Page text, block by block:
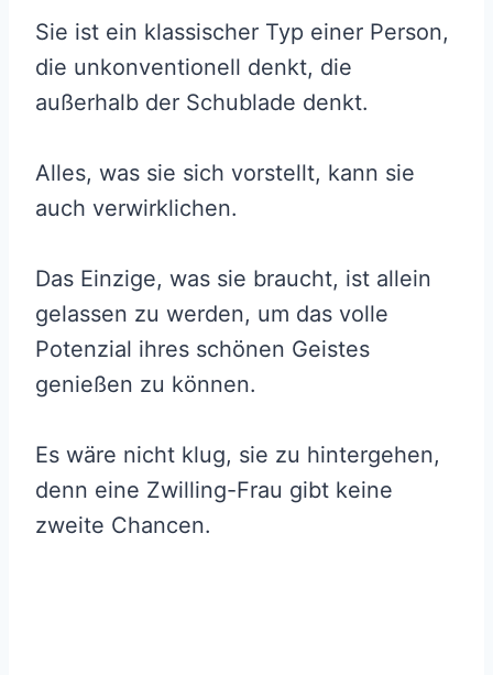
Sie ist ein klassischer Typ einer Person,
die unkonventionell denkt, die
außerhalb der Schublade denkt.
Alles, was sie sich vorstellt, kann sie
auch verwirklichen.
Das Einzige, was sie braucht, ist allein
gelassen zu werden, um das volle
Potenzial ihres schönen Geistes
genießen zu können.
Es wäre nicht klug, sie zu hintergehen,
denn eine Zwilling-Frau gibt keine
zweite Chancen.